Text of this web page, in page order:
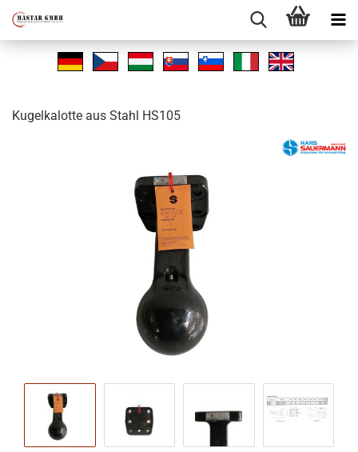
Ku­gel­ka­lot­te aus Stahl HS105